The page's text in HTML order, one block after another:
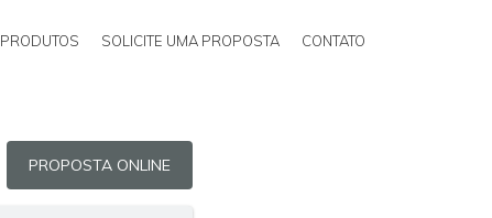
PRODUTOS SOLICITE UMA PROPOSTA CONTATO
PROPOSTA ONLINE